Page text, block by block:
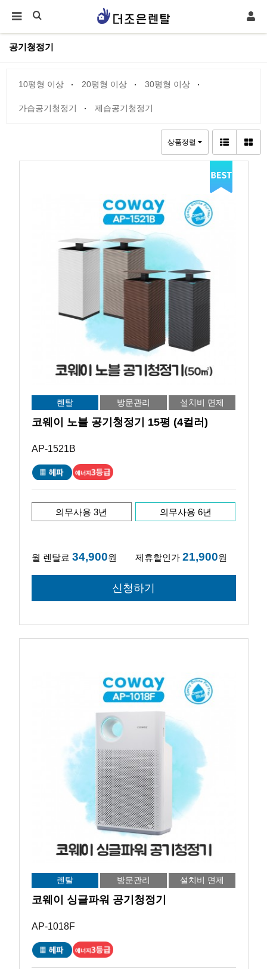
공기청정기
10평형 이상 20평형 이상 30평형 이상
가습공기청정기 제습공기청정기
상품정렬
렌탈 방문관리 설치비 면제
코웨이 노블 공기청정기 15평 (4컬러)
AP-1521B
의무사용 3년 의무사용 6년
월 렌탈료 34,900원 제휴할인가21,900원
렌탈 방문관리 설치비 면제
코웨이 싱글파워 공기청정기
AP-1018F